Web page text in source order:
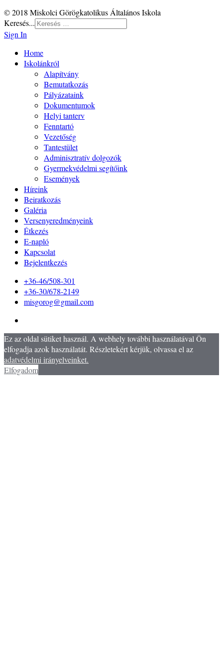
© 2018 Miskolci Görögkatolikus Általános Iskola
Keresés...
Sign In
Home
Iskolánkról
Alapítvány
Bemutatkozás
Pályázataink
Dokumentumok
Helyi tanterv
Fenntartó
Vezetőség
Tantestület
Adminisztratív dolgozók
Gyermekvédelmi segítőink
Események
Híreink
Beiratkozás
Galéria
Versenyeredményeink
Étkezés
E-napló
Kapcsolat
Bejelentkezés
+36-46/508-301
+36-30/678-2149
misgorog@gmail.com
Ez az oldal sütiket használ. A webhely további használatával Ön
elfogadja azok használatát. Részletekért kérjük, olvassa el az
adatvédelmi irányelveinket.
Elfogadom